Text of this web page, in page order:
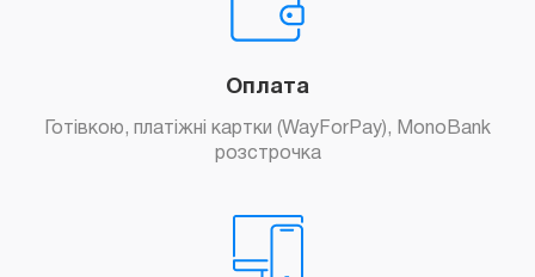
Оплата
Готівкою, платіжні картки (WayForPay), MonoBank
розстрочка